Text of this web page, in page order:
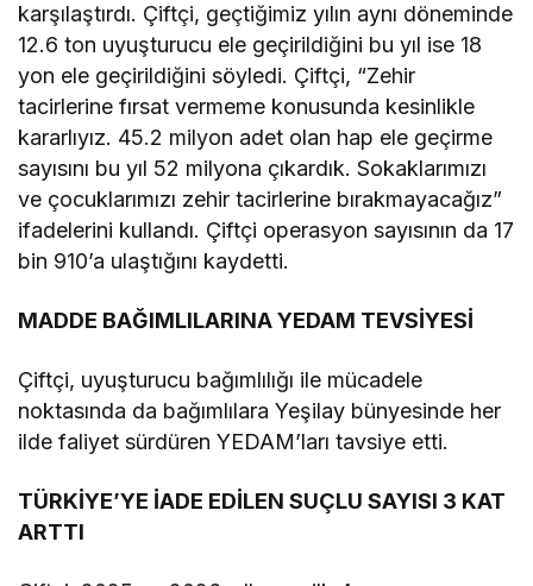
karşılaştırdı. Çiftçi, geçtiğimiz yılın aynı döneminde
12.6 ton uyuşturucu ele geçirildiğini bu yıl ise 18
yon ele geçirildiğini söyledi. Çiftçi, “Zehir
tacirlerine fırsat vermeme konusunda kesinlikle
kararlıyız. 45.2 milyon adet olan hap ele geçirme
sayısını bu yıl 52 milyona çıkardık. Sokaklarımızı
ve çocuklarımızı zehir tacirlerine bırakmayacağız”
ifadelerini kullandı. Çiftçi operasyon sayısının da 17
bin 910’a ulaştığını kaydetti.
MADDE BAĞIMLILARINA YEDAM TEVSİYESİ
Çiftçi, uyuşturucu bağımlılığı ile mücadele
noktasında da bağımlılara Yeşilay bünyesinde her
ilde faliyet sürdüren YEDAM’ları tavsiye etti.
TÜRKİYE’YE İADE EDİLEN SUÇLU SAYISI 3 KAT
ARTTI